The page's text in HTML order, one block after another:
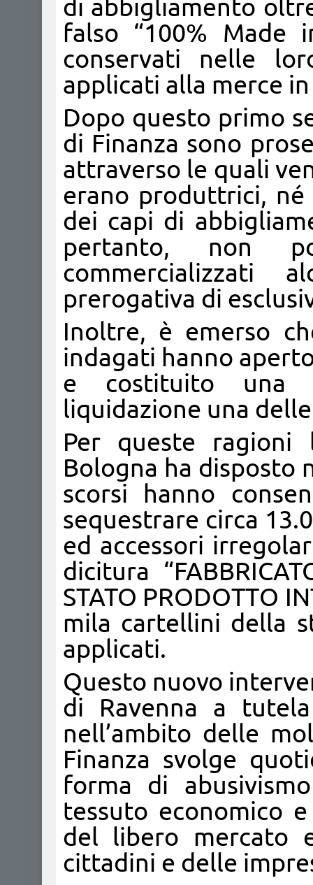
di abbigliamento
falso “100% Made
conservati nelle
applicati alla merce
Dopo questo primo
di Finanza sono
attraverso le quali
erano produttrici,
dei capi di
pertanto, non
commercializzati
prerogativa di
Inoltre, è emerso
indagati hanno
e costituito una
liquidazione una
Per queste ragioni
Bologna ha disposto
scorsi hanno
sequestrare circa
ed accessori
dicitura
STATO PRODOTTO
mila cartellini della
applicati.
Questo nuovo
di Ravenna a
nell’ambito delle
Finanza svolge
forma di
tessuto economico
del libero mercato
cittadini e delle